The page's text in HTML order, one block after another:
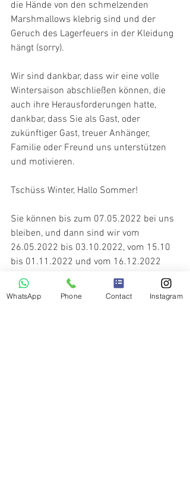
die Hände von den schmelzenden
Marshmallows klebrig sind und der
Geruch des Lagerfeuers in der Kleidung
hängt (sorry).
Wir sind dankbar, dass wir eine volle
Wintersaison abschließen können, die
auch ihre Herausforderungen hatte,
dankbar, dass Sie als Gast, oder
zukünftiger Gast, treuer Anhänger,
Familie oder Freund uns unterstützen
und motivieren.
Tschüss Winter, Hallo Sommer!
Sie können bis zum 07.05.2022 bei uns
bleiben, und dann sind wir vom
26.05.2022 bis 03.10.2022, vom 15.10
bis 01.11.2022 und vom 16.12.2022
wieder da.
WhatsApp Phone Contact Instagram